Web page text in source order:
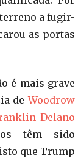
a fugir-
as portas
é mais grave
deWoodrow
Delano
têm sido
que Trump